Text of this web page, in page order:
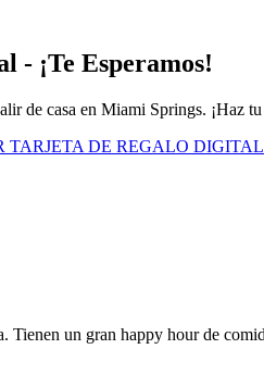
¡Te Esperamos!
de casa en Miami Springs. ¡Haz
TARJETA DE REGALO DIGITAL
un gran happy hour de